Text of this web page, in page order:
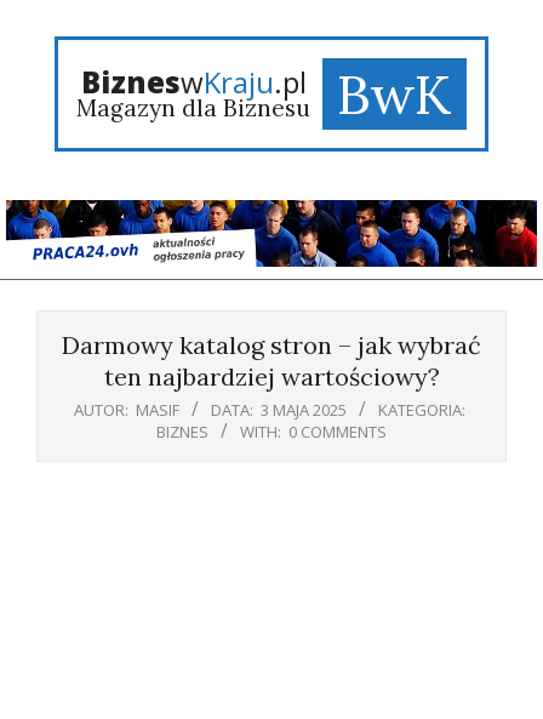
BizneswKraju.pl
Magazyn dla Biznesu BwK
Darmowy katalog stron – jak wybrać
ten najbardziej wartościowy?
AUTOR: MASIF DATA: 3 MAJA 2025
KATEGORIA:
BIZNES
WITH: 0 COMMENTS